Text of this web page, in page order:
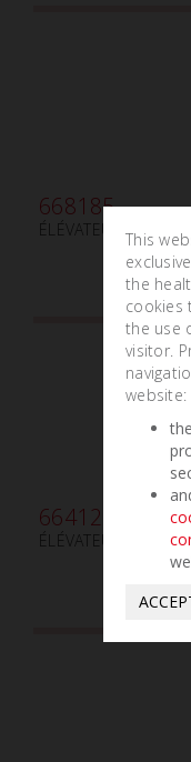
668185
ÉLÉVATEUR DE
664120
ÉLÉVATEUR DE
This
the
cookies
the use
visitor.
website: